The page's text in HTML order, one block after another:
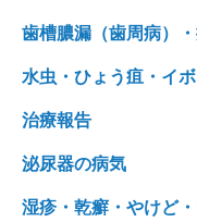
歯槽膿漏（歯周病）
水虫・ひょう疽・イ
治療報告
泌尿器の病気
湿疹・乾癬・やけど